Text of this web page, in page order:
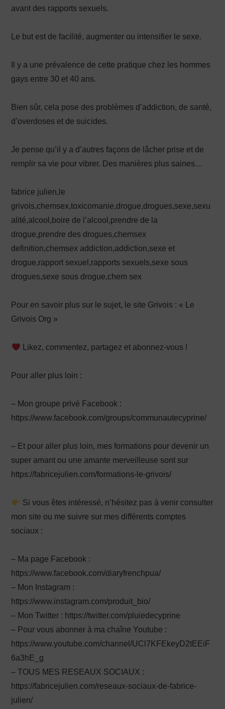
avant des rapports sexuels.
Le but est de facilité, augmenter ou intensifier le sexe.
Il y a une prévalence de cette pratique chez les hommes
gays entre 30 et 40 ans.
Bien sûr, cela pose des problèmes d’addiction, de santé,
d’overdoses et de suicides.
Je pense qu’il y a d’autres façons de lâcher prise et de
remplir sa vie pour vibrer. Des manières plus saines…
fabrice julien,le
grivois,chemsex,toxicomanie,drogue,drogues,sexe,sexu
alité,alcool,boire de l’alcool,prendre de la
drogue,prendre des drogues,chemsex
definition,chemsex addiction,addiction,sexe et
drogue,rapport sexuel,rapports sexuels,sexe sous
drogues,sexe sous drogue,chem sex
Pour en savoir plus sur le sujet, le site Grivois : « Le
Grivois Org »
Likez, commentez, partagez et abonnez-vous !
Pour aller plus loin :
– Mon groupe privé Facebook :
https://www.facebook.com/groups/communautecyprine/
– Et pour aller plus loin, mes formations pour devenir un
super amant ou une amante merveilleuse sont sur
https://fabricejulien.com/formations-le-grivois/
Si vous êtes intéressé, n’hésitez pas à venir consulter
mon site ou me suivre sur mes différents comptes
sociaux :
– Ma page Facebook :
https://www.facebook.com/diaryfrenchpua/
– Mon Instagram :
https://www.instagram.com/produit_bio/
– Mon Twitter : https://twitter.com/pluiedecyprine
– Pour vous abonner à ma chaîne Youtube :
https://www.youtube.com/channel/UCl7KFEkeyD2tEEiF
6a3hE_g
– TOUS MES RESEAUX SOCIAUX :
https://fabricejulien.com/reseaux-sociaux-de-fabrice-
julien/